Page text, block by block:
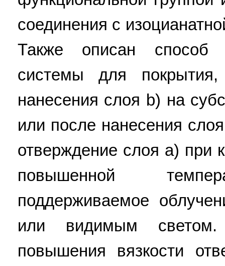
соединения с
Также описан способ
системы для
нанесения слоя b) на
или после нанесения
отверждение слоя а) при
повышенной
поддерживаемое
или видимым
повышения вязкости